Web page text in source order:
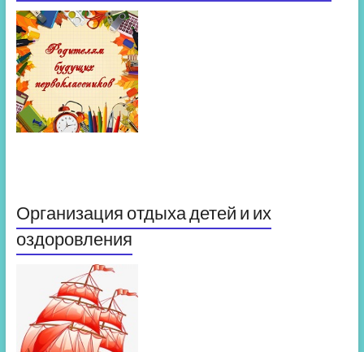
Организация отдыха детей и их
оздоровления